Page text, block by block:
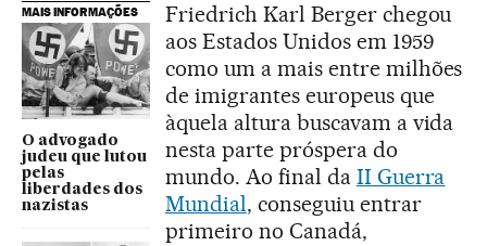
MAIS INFORMAÇÕES
O advogado
judeu que lutou
pelas
liberdades dos
nazistas
Friedrich Karl Berger chegou
aos Estados Unidos em 1959
como um a mais entre milhões
de imigrantes europeus que
àquela altura buscavam a vida
nesta parte próspera do
mundo. Ao final da II Guerra
Mundial, conseguiu entrar
primeiro no Canadá,